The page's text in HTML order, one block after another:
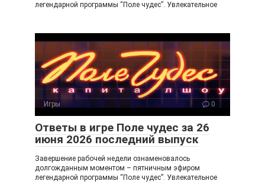
легендарной программы “Поле чудес”. Увлекательное
Игры 0
Ответы в игре Поле чудес за 26
июня 2026 последний выпуск
Завершение рабочей недели ознаменовалось
долгожданным моментом – пятничным эфиром
легендарной программы “Поле чудес”. Увлекательное